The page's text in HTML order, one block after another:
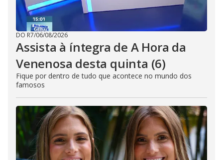
DO R7/06/08/2026
Assista à íntegra de A Hora da
Venenosa desta quinta (6)
Fique por dentro de tudo que acontece no mundo dos
famosos